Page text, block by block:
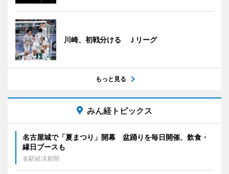
川崎、初戦分ける Ｊリーグ
もっと見る
みん経トピックス
名古屋城で「夏まつり」開幕 盆踊りを毎日開催、飲食・
縁日ブースも
名駅経済新聞